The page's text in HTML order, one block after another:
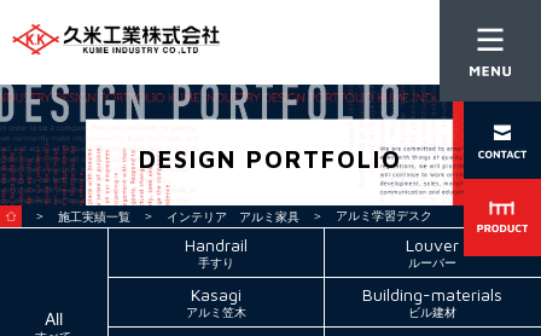
DESIGN PORTFOLIO
＞ 施工実績一覧 ＞ インテリア アルミ家具 ＞ アルミ学習デスク
All
Handrail
手すり
Louver
ルーバー
Kasagi
アルミ笠木
Building-materials
ビル建材